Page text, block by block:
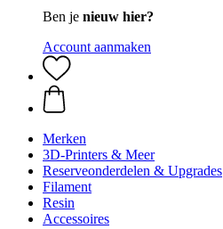
Ben je nieuw hier?
Account aanmaken
Merken
3D-Printers & Meer
Reserveonderdelen & Upgrades
Filament
Resin
Accessoires